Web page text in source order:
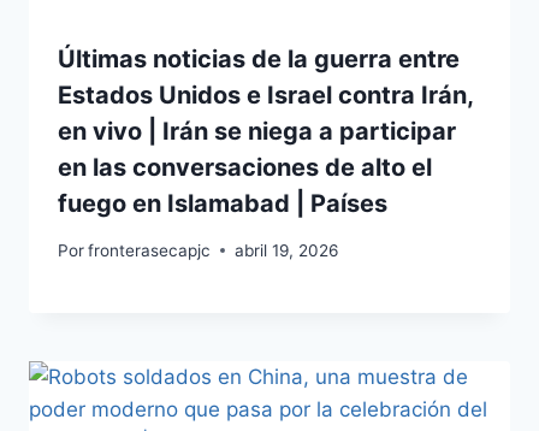
Últimas noticias de la guerra entre
Estados Unidos e Israel contra Irán,
en vivo | Irán se niega a participar
en las conversaciones de alto el
fuego en Islamabad | Países
Porfronterasecapjc abril 19, 2026